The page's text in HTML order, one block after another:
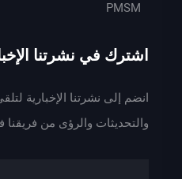
PMSM
اشترك في نشرتنا
انضم إلى نشرتنا الإخبارية
والتحديثات والرؤى من